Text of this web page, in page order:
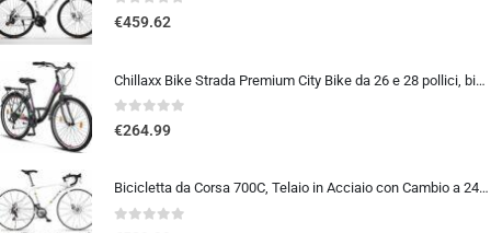
0out of 5
€459.62
Chillaxx Bike Strada Premium City Bike da 26 e 28 pollici, bicicletta per ragazze, ragazzi, uomini e donne, cambio a 21 ma…
0out of 5
€264.99
Bicicletta da Corsa 700C, Telaio in Acciaio con Cambio a 24/27/30 Marce, Bicicletta da Strada per Uomo Donna, Bici da Stra…